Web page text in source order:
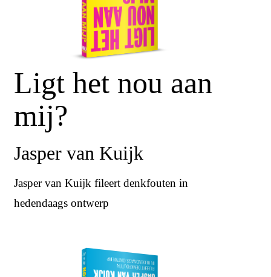
Ligt het nou aan
mij?
Jasper van Kuijk
Jasper van Kuijk fileert denkfouten in
hedendaags ontwerp